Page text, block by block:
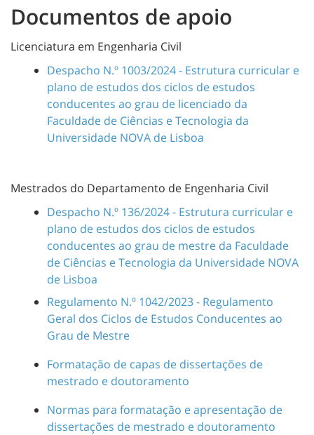
Documentos de apoio
Licenciatura em Engenharia Civil
Despacho N.º 1003/2024 - Estrutura curricular e
plano de estudos dos ciclos de estudos
conducentes ao grau de licenciado da
Faculdade de Ciências e Tecnologia da
Universidade NOVA de Lisboa
Mestrados do Departamento de Engenharia Civil
Despacho N.º 136/2024 - Estrutura curricular e
plano de estudos dos ciclos de estudos
conducentes ao grau de mestre da Faculdade
de Ciências e Tecnologia da Universidade NOVA
de Lisboa
Regulamento N.º 1042/2023 - Regulamento
Geral dos Ciclos de Estudos Conducentes ao
Grau de Mestre
Formatação de capas de dissertações de
mestrado e doutoramento
Normas para formatação e apresentação de
dissertações de mestrado e doutoramento